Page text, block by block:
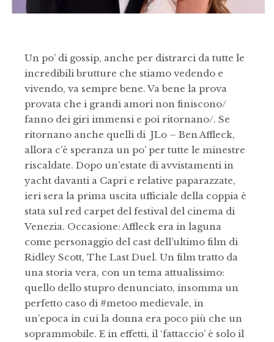
Un po’ di gossip, anche per distrarci da tutte le
incredibili brutture che stiamo vedendo e
vivendo, va sempre bene. Va bene la prova
provata che i grandi amori non finiscono/
fanno dei giri immensi e poi ritornano/. Se
ritornano anche quelli di JLo – Ben Affleck,
allora c’è speranza un po’ per tutte le minestre
riscaldate. Dopo un’estate di avvistamenti in
yacht davanti a Capri e relative paparazzate,
ieri sera la prima uscita ufficiale della coppia è
stata sul red carpet del festival del cinema di
Venezia. Occasione: Affleck era in laguna
come personaggio del cast dell’ultimo film di
Ridley Scott, The Last Duel. Un film tratto da
una storia vera, con un tema attualissimo:
quello dello stupro denunciato, insomma un
perfetto caso di #metoo medievale, in
un’epoca in cui la donna era poco più che un
soprammobile. E in effetti, il ‘fattaccio’ è solo il